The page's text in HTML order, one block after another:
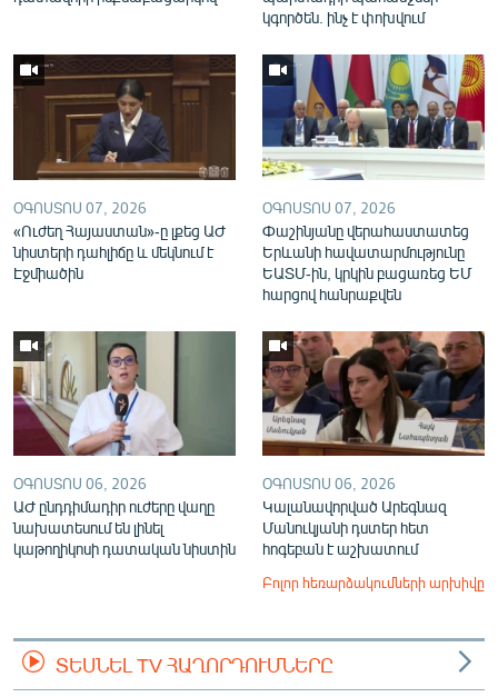
կգործեն. ինչ է փոխվում
ՕԳՈՍՏՈՍ 07, 2026
«Ուժեղ Հայաստան»-ը լքեց ԱԺ
նիստերի դահլիճը և մեկնում է
Էջմիածին
ՕԳՈՍՏՈՍ 07, 2026
Փաշինյանը վերահաստատեց
Երևանի հավատարմությունը
ԵԱՏՄ-ին, կրկին բացառեց ԵՄ
հարցով հանրաքվեն
ՕԳՈՍՏՈՍ 06, 2026
ԱԺ ընդդիմադիր ուժերը վաղը
նախատեսում են լինել
կաթողիկոսի դատական նիստին
ՕԳՈՍՏՈՍ 06, 2026
Կալանավորված Արեգնազ
Մանուկյանի դստեր հետ
հոգեբան է աշխատում
Բոլոր հեռարձակումների արխիվը
ՏԵՍՆԵԼ TV ՀԱՂՈՐԴՈՒՄՆԵՐԸ